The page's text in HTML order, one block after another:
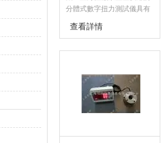
分體式數字扭力測試儀具有
顯示準確、穩定、操作、安
裝簡單、價格低廉等優點。
查看詳情